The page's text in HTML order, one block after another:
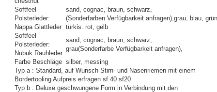
Softfeel
Polsterleder:
Nappa Glattleder
sand, cognac, braun, schwarz,
(Sonderfarben Verfügbarkeit anfragen),grau, blau,
türkis. rot, gelb
Softfeel
Polsterleder:
Nubuk Rauhleder
sand, cognac, braun, schwarz,
grau(Sonderfarbe Verfügbarkeit anfragen),
Farbe Beschläge silber, messing
Typ a : Standard, auf Wunsch Stirn- und Nasenriemen mit einem
Bordertooling Aufpreis erfragen sf 40 sf20
Typ b : Deluxe geschwungene Form in Verbindung mit den